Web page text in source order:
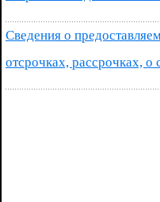
Сведения о
отсрочках, рассрочках,